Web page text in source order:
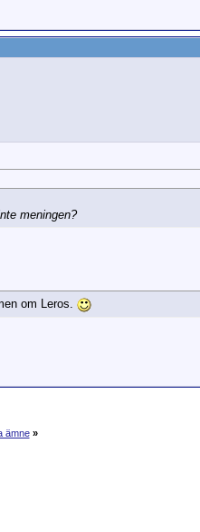
meningen?
om Leros.
ämne »